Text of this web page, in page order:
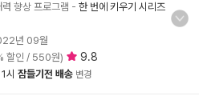
향상 프로그램 - 한 번에 키우기 시리즈
년 09월
할인 / 550원) 9.8
시 잠들기전 배송 변경